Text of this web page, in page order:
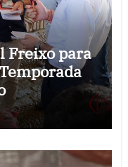
Freixo para